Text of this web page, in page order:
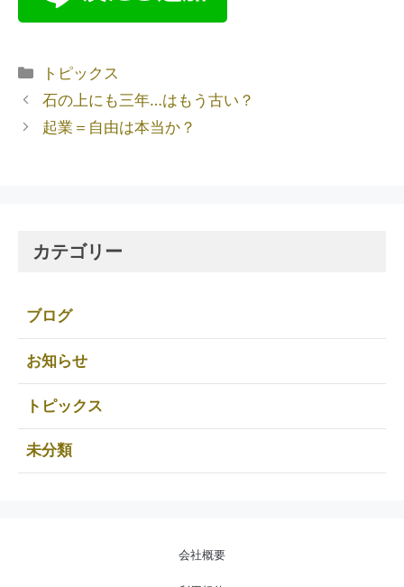
トピックス
石の上にも三年…はもう古い？
起業＝自由は本当か？
カテゴリー
ブログ
お知らせ
トピックス
未分類
会社概要